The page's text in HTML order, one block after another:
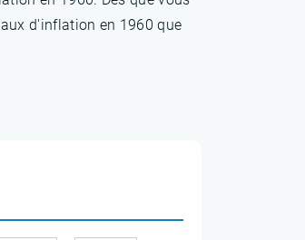
d'inflation en 1960 que